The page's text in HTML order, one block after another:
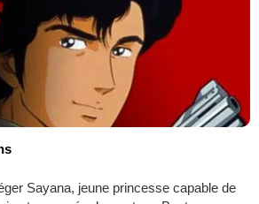
Sayana, jeune princesse capable de